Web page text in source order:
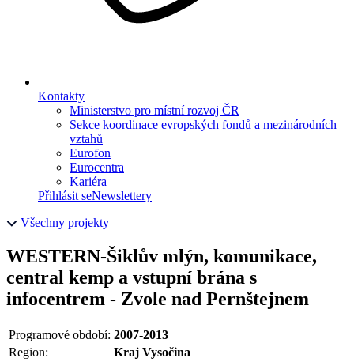
Kontakty
Ministerstvo pro místní rozvoj ČR
Sekce koordinace evropských fondů a mezinárodních
vztahů
Eurofon
Eurocentra
Kariéra
Přihlásit seNewslettery
Všechny projekty
WESTERN-Šiklův mlýn, komunikace,
central kemp a vstupní brána s
infocentrem - Zvole nad Pernštejnem
Programové období: 2007-2013
Region:
Kraj Vysočina